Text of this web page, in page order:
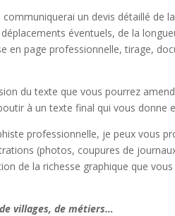
un devis détaillé de
déplacements éventuels, de la
en page professionnelle, tirage,
du texte que vous pourrez
à un texte final qui vous donne
professionnelle, je peux vous
(photos, coupures de
de la richesse graphique que
villages, de métiers…